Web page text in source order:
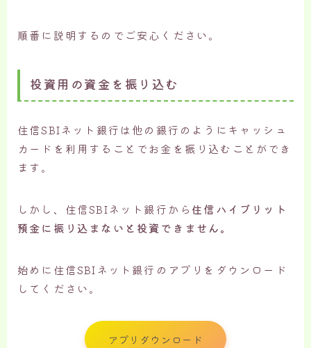
順番に説明するのでご安心ください。
投資用の資金を振り込む
住信SBIネット銀行は他の銀行のようにキャッシュ
カードを利用することでお金を振り込むことができ
ます。
しかし、住信SBIネット銀行から 住信ハイブリット
預金に振り込まないと投資できません。
始めに住信SBIネット銀行のアプリをダウンロード
してください。
アプリダウンロード